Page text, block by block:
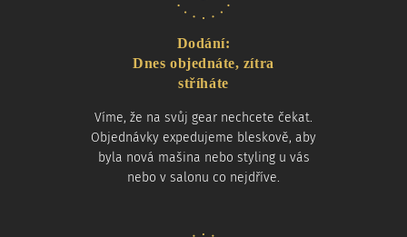
Dodání:
Dnes objednáte, zítra
stříháte
Víme, že na svůj gear nechcete čekat.
Objednávky expedujeme bleskově, aby
byla nová mašina nebo styling u vás
nebo v salonu co nejdříve.